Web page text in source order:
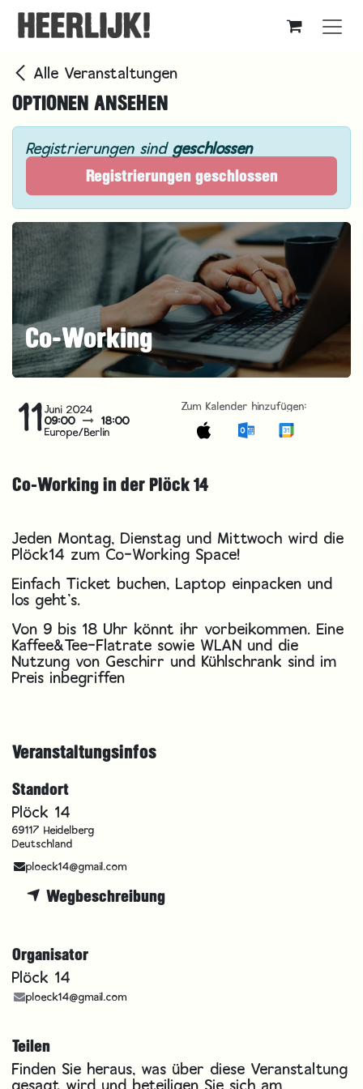
Zum Inhalt springen
Alle Veranstaltungen
OPTIONEN ANSEHEN
Registrierungen sind geschlossen
Registrierungen geschlossen
Co-Working
11Juni 2024
09:00 18:00
Europe/Berlin
Zum Kalender hinzufügen:
Co-Working in der Plöck 14
Jeden Montag, Dienstag und Mittwoch wird die
Plöck14 zum Co-Working Space!
Einfach Ticket buchen, Laptop einpacken und
los geht’s.
Von 9 bis 18 Uhr könnt ihr vorbeikommen. Eine
Kaffee&Tee-Flatrate sowie WLAN und die
Nutzung von Geschirr und Kühlschrank sind im
Preis inbegriffen
Veranstaltungsinfos
Standort
Plöck 14
69117 Heidelberg
Deutschland
ploeck14@gmail.com
Wegbeschreibung
Organisator
Plöck 14
ploeck14@gmail.com
Teilen
Finden Sie heraus, was über diese Veranstaltung